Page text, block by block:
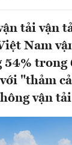
tải vận
Nam
54% trong
"thảm
vận